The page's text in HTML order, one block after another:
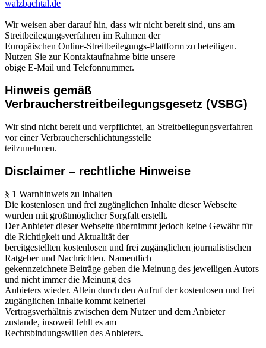
walzbachtal.de
Wir weisen aber darauf hin, dass wir nicht bereit sind, uns am
Streitbeilegungsverfahren im Rahmen der
Europäischen Online-Streitbeilegungs-Plattform zu beteiligen.
Nutzen Sie zur Kontaktaufnahme bitte unsere
obige E-Mail und Telefonnummer.
Hinweis gemäß
Verbraucherstreitbeilegungsgesetz (VSBG)
Wir sind nicht bereit und verpflichtet, an Streitbeilegungsverfahren
vor einer Verbraucherschlichtungsstelle
teilzunehmen.
Disclaimer – rechtliche Hinweise
§ 1 Warnhinweis zu Inhalten
Die kostenlosen und frei zugänglichen Inhalte dieser Webseite
wurden mit größtmöglicher Sorgfalt erstellt.
Der Anbieter dieser Webseite übernimmt jedoch keine Gewähr für
die Richtigkeit und Aktualität der
bereitgestellten kostenlosen und frei zugänglichen journalistischen
Ratgeber und Nachrichten. Namentlich
gekennzeichnete Beiträge geben die Meinung des jeweiligen Autors
und nicht immer die Meinung des
Anbieters wieder. Allein durch den Aufruf der kostenlosen und frei
zugänglichen Inhalte kommt keinerlei
Vertragsverhältnis zwischen dem Nutzer und dem Anbieter
zustande, insoweit fehlt es am
Rechtsbindungswillen des Anbieters.